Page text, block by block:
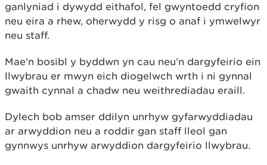
ganlyniad i dywydd eithafol, fel gwyntoedd cryfion
neu eira a rhew, oherwydd y risg o anaf i ymwelwyr
neu staff.
Mae'n bosibl y byddwn yn cau neu’n dargyfeirio ein
llwybrau er mwyn eich diogelwch wrth i ni gynnal
gwaith cynnal a chadw neu weithrediadau eraill.
Dylech bob amser ddilyn unrhyw gyfarwyddiadau
ar arwyddion neu a roddir gan staff lleol gan
gynnwys unrhyw arwyddion dargyfeirio llwybrau.